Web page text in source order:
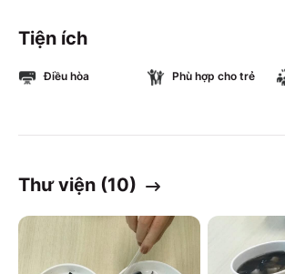
Tiện ích
Điều hòa Phù hợp cho trẻ
Thư viện (10)